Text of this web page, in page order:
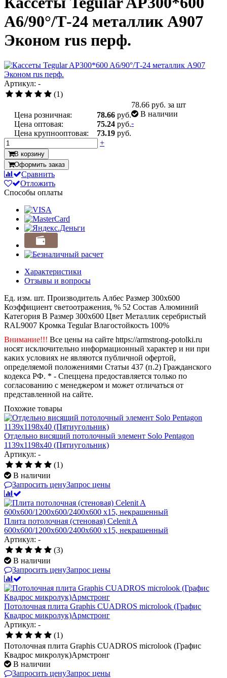
A6/90°/Т-24 металлик А907
Эконом rus перф.
Артикул: -
(1)
Цена розничная: 78.66 руб.
Цена оптовая:
75.24 руб.
Цена крупнооптовая:
73.19 руб.
78.66 руб. за шт
В наличии
-
+
В корзину
Оформить заказ
Сравнить
Отложить
Способы оплаты
Характеристики
Отзывы и вопросы
Ед. изм. шт. Производитель Албес Размер 300x600
Коэффициент светоотражения, % 52 Состав Алюминий
Категория B Размер 300x600 Цвет Металлик серебристый
RAL9007 Кромка Tegular Влагостойкость 100%
Внимание!!! Все цены на сайте https://armstrong-potolki.ru
носят исключительно информационный характер и ни при
каких условиях не являются публичной офертой,
определяемой положениями Статьи 437 (п.2) Гражданского
кодекса РФ. * - Спеццена предоставляется только по
согласованию с менеджером и может отличаться от
представленной на сайте.
Похожие товары
Отдельно висящий потолочный элемент Solo Pentagon
1139x1198x40 (Пятиугольник)
Артикул: -
(1)
В наличии
Запросить ценуЗапрос цены
Плита потолочная (стеновая) Celenit A
600x600/1200x600/2400x600 x15, некрашенный
Артикул: -
(3)
В наличии
Запросить ценуЗапрос цены
Потолочная плита Graphis CUADROS microlook (Графис
Квадрос микролук)Армстронг
Артикул: -
(1)
Потолочная плита Graphis CUADROS microlook (Графис
Квадрос микролук)Армстронг
В наличии
Запросить ценуЗапрос цены